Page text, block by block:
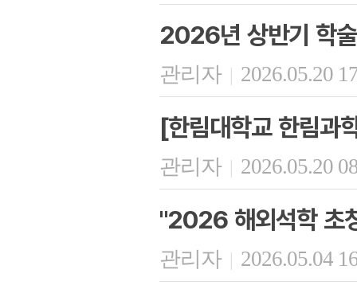
2026년 상반기 학
관리자 | 2026.05.20
[한림대학교 한림과
관리자 | 2026.05.20
"2026 해외석학 초
관리자 | 2026.05.04